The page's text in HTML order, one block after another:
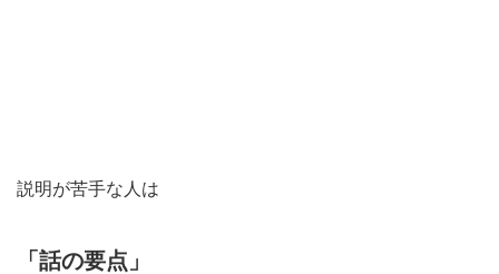
説明が苦手な人は
「話の要点」